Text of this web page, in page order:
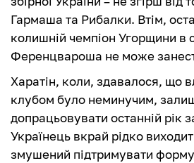
Гармаша та Рибалки. Втім,
колишній чемпіон Угорщини в
Ференцвароша не може
Харатін, коли, здавалося, що
клубом було неминучим,
допрацьовувати останній рік
Українець вкрай рідко
змушений підтримувати форму